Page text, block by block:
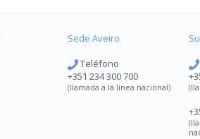
Sede Aveiro
Teléfono
+351 234 300 700
(llamada a la línea nacional)